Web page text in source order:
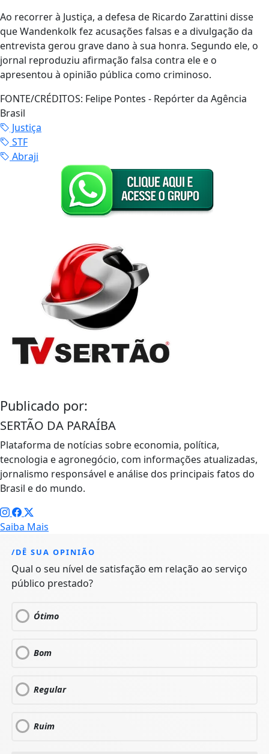
Ao recorrer à Justiça, a defesa de Ricardo Zarattini disse
que Wandenkolk fez acusações falsas e a divulgação da
entrevista gerou grave dano à sua honra. Segundo ele, o
jornal reproduziu afirmação falsa contra ele e o
apresentou à opinião pública como criminoso.
FONTE/CRÉDITOS: Felipe Pontes - Repórter da Agência
Brasil
Justiça
STF
Abraji
Publicado por:
SERTÃO DA PARAÍBA
Plataforma de notícias sobre economia, política,
tecnologia e agronegócio, com informações atualizadas,
jornalismo responsável e análise dos principais fatos do
Brasil e do mundo.
Saiba Mais
/DÊ SUA OPINIÃO
Qual o seu nível de satisfação em relação ao serviço
público prestado?
Ótimo
Bom
Regular
Ruim